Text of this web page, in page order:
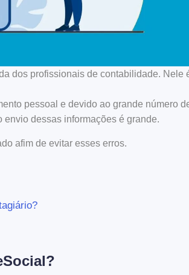
dos profissionais de contabilidade. Nele
pessoal e devido ao grande número
envio dessas informações é grande.
afim de evitar esses erros.